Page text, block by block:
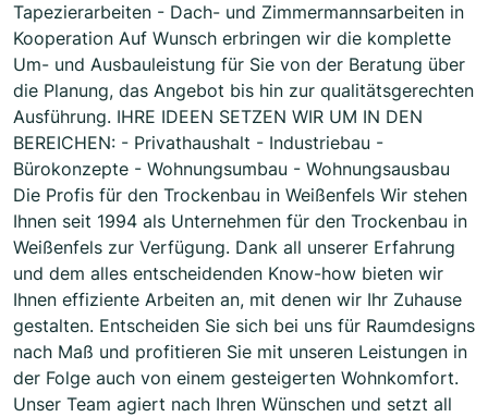
Tapezierarbeiten - Dach- und Zimmermannsarbeiten in
Kooperation Auf Wunsch erbringen wir die komplette
Um- und Ausbauleistung für Sie von der Beratung über
die Planung, das Angebot bis hin zur qualitätsgerechten
Ausführung. IHRE IDEEN SETZEN WIR UM IN DEN
BEREICHEN: - Privathaushalt - Industriebau -
Bürokonzepte - Wohnungsumbau - Wohnungsausbau
Die Profis für den Trockenbau in Weißenfels Wir stehen
Ihnen seit 1994 als Unternehmen für den Trockenbau in
Weißenfels zur Verfügung. Dank all unserer Erfahrung
und dem alles entscheidenden Know-how bieten wir
Ihnen effiziente Arbeiten an, mit denen wir Ihr Zuhause
gestalten. Entscheiden Sie sich bei uns für Raumdesigns
nach Maß und profitieren Sie mit unseren Leistungen in
der Folge auch von einem gesteigerten Wohnkomfort.
Unser Team agiert nach Ihren Wünschen und setzt all